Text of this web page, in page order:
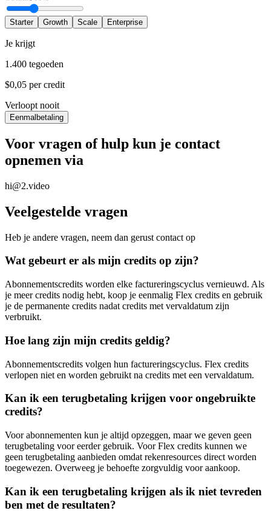
Starter Growth Scale Enterprise
Je krijgt
1.400 tegoeden
$0,05 per credit
Verloopt nooit
Eenmalbetaling
Voor vragen of hulp kun je contact
opnemen via
hi@2.video
Veelgestelde vragen
Heb je andere vragen, neem dan gerust contact op
Wat gebeurt er als mijn credits op zijn?
Abonnementscredits worden elke factureringscyclus vernieuwd. Als
je meer credits nodig hebt, koop je eenmalig Flex credits en gebruik
je de permanente credits nadat credits met vervaldatum zijn
verbruikt.
Hoe lang zijn mijn credits geldig?
Abonnementscredits volgen hun factureringscyclus. Flex credits
verlopen niet en worden gebruikt na credits met een vervaldatum.
Kan ik een terugbetaling krijgen voor ongebruikte
credits?
Voor abonnementen kun je altijd opzeggen, maar we geven geen
terugbetaling voor eerder gebruik. Voor Flex credits kunnen we
geen terugbetaling aanbieden omdat rekenresources direct worden
toegewezen. Overweeg je behoefte zorgvuldig voor aankoop.
Kan ik een terugbetaling krijgen als ik niet tevreden
ben met de resultaten?